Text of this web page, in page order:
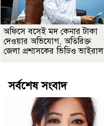
অফিসে বসেই মদ কেনার টাকা
দেওয়ার অভিযোগ, অতিরিক্ত
জেলা প্রশাসকের ভিডিও ভাইরাল
সর্বশেষ সংবাদ